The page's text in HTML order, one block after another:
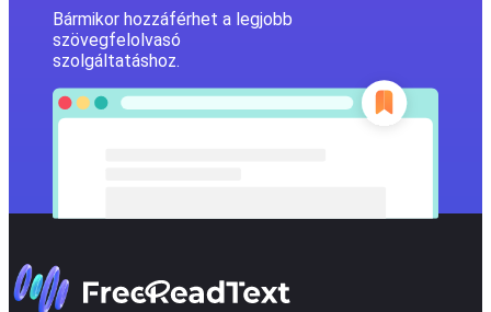
Bármikor hozzáférhet a legjobb
szövegfelolvasó
szolgáltatáshoz.